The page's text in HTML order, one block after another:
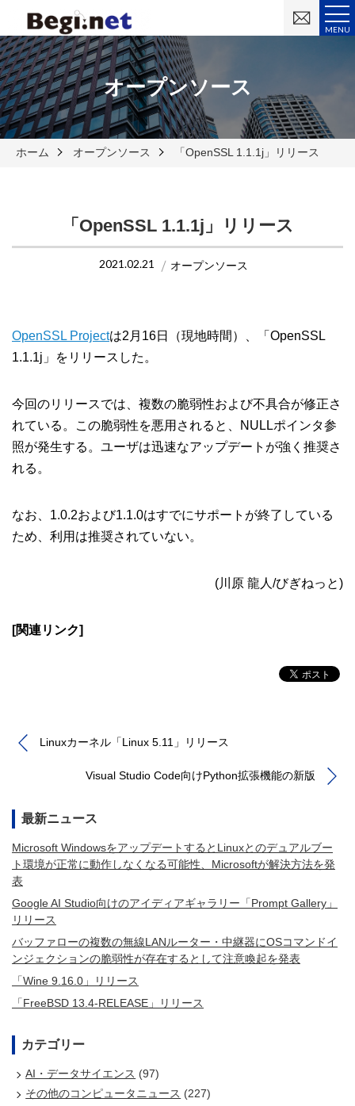
MENU
い
オープンソース
ホーム オープンソース 「OpenSSL 1.1.1j」リリース
「OpenSSL 1.1.1j」リリース
2021.02.21 オープンソース
OpenSSL Projectは2月16日（現地時間）、「OpenSSL
1.1.1j」をリリースした。
今回のリリースでは、複数の脆弱性および不具合が修正さ
れている。この脆弱性を悪用されると、NULLポインタ参
照が発生する。ユーザは迅速なアップデートが強く推奨さ
れる。
なお、1.0.2および1.1.0はすでにサポートが終了している
ため、利用は推奨されていない。
(川原 龍人/びぎねっと)
[関連リンク]
Linuxカーネル「Linux 5.11」リリース
Visual Studio Code向けPython拡張機能の新版
最新ニュース
Microsoft WindowsをアップデートするとLinuxとのデュアルブー
ト環境が正常に動作しなくなる可能性、Microsoftが解決方法を発
表
Google AI Studio向けのアイディアギャラリー「Prompt Gallery」
リリース
バッファローの複数の無線LANルーター・中継器にOSコマンドイ
ンジェクションの脆弱性が存在するとして注意喚起を発表
「Wine 9.16.0」リリース
「FreeBSD 13.4-RELEASE」リリース
カテゴリー
AI・データサイエンス (97)
その他のコンピュータニュース (227)